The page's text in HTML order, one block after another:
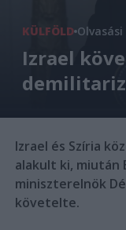
KÜLFÖLD
Izrael
Izrael és Szíria
alakult ki, miután
miniszterelnök
követelte.